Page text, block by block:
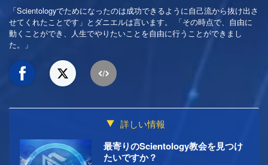
「Scientologyでためになったのは成功できるように自己流から抜け出さ
せてくれたことです」とダニエルは言います。 「その時点で、自由に
動くことができ、人生でやりたいことを自由に行うことができまし
た。」
詳しい情報
最寄りのScientology教会を見つけ
たいですか？